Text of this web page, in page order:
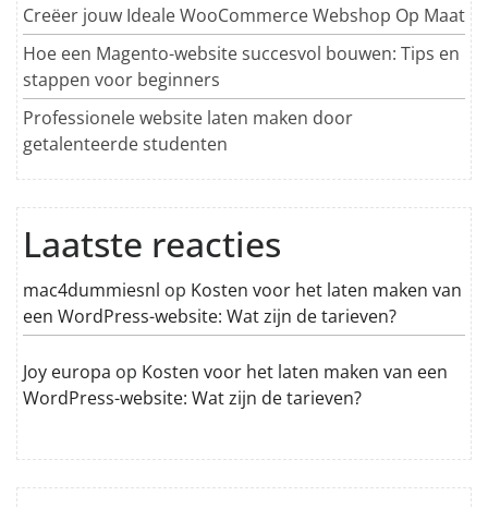
Creëer jouw Ideale WooCommerce Webshop Op Maat
Hoe een Magento-website succesvol bouwen: Tips en
stappen voor beginners
Professionele website laten maken door
getalenteerde studenten
Laatste reacties
mac4dummiesnl op Kosten voor het laten maken van
een WordPress-website: Wat zijn de tarieven?
Joy europa op Kosten voor het laten maken van een
WordPress-website: Wat zijn de tarieven?